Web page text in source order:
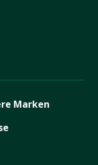
Marken